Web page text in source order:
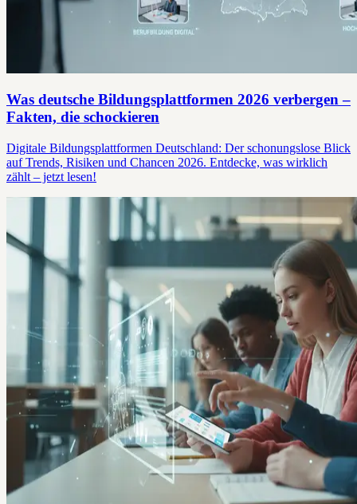
Was deutsche Bildungsplattformen 2026 verbergen –
Fakten, die schockieren
Digitale Bildungsplattformen Deutschland: Der schonungslose Blick
auf Trends, Risiken und Chancen 2026. Entdecke, was wirklich
zählt – jetzt lesen!